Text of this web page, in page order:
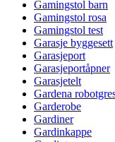
Gamingstol barn
Gamingstol rosa
Gamingstol test
Garasje byggesett
Garasjeport
Garasjeportåpner
Garasjetelt
Gardena
Garderobe
Gardiner
Gardinkappe